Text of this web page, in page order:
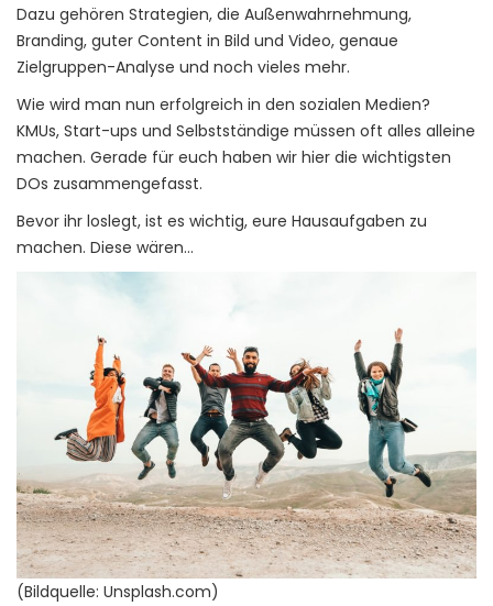
Dazu gehören Strategien, die Außenwahrnehmung,
Branding, guter Content in Bild und Video, genaue
Zielgruppen-Analyse und noch vieles mehr.
Wie wird man nun erfolgreich in den sozialen Medien?
KMUs, Start-ups und Selbstständige müssen oft alles alleine
machen. Gerade für euch haben wir hier die wichtigsten
DOs zusammengefasst.
Bevor ihr loslegt, ist es wichtig, eure Hausaufgaben zu
machen. Diese wären…
(Bildquelle: Unsplash.com)